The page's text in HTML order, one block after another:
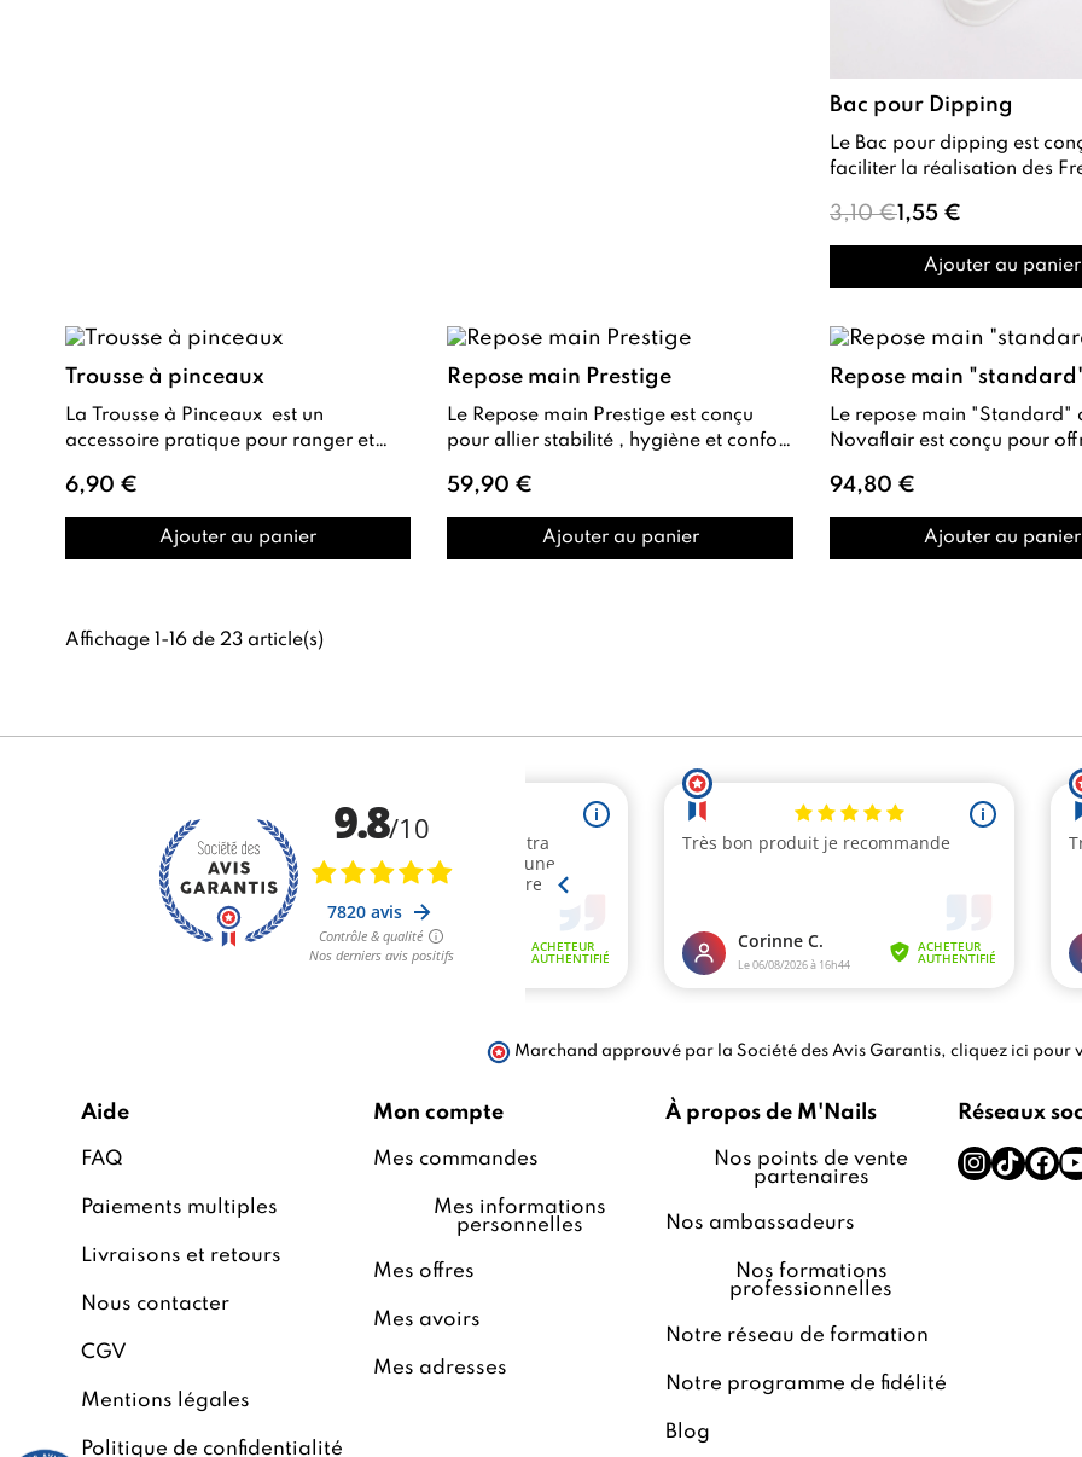
Bac pour Dipping
Le Bac pour dipping est conçu pour
faciliter la réalisation des French et du
3,10 €1,55 €
Ajouter au panier
Trousse à pinceaux
La Trousse à Pinceaux est un
accessoire pratique pour ranger et
sécurité . Comp...
6,90 €
Ajouter au panier
Repose main Prestige
Le Repose main Prestige est conçu
pour allier stabilité , hygiène et confort
59,90 €
Ajouter au panier
Repose main
Le repose main "Standard" de
Novaflair est conçu pour offrir un
prestations de ma...
94,80 €
Ajouter au panier
Affichage 1-16 de 23 article(s)
Marchand approuvé par la Société des Avis Garantis, cliquez ici pour
Aide
FAQ
Paiements multiples
Livraisons et retours
Nous contacter
CGV
Mentions légales
Politique de confidentialité
Mon compte
Mes commandes
Mes informations
personnelles
Mes offres
Mes avoirs
Mes adresses
À propos de M'Nails
Nos points de vente
partenaires
Nos ambassadeurs
Nos formations
professionnelles
Notre réseau de formation
Notre programme de fidélité
Blog
Réseaux